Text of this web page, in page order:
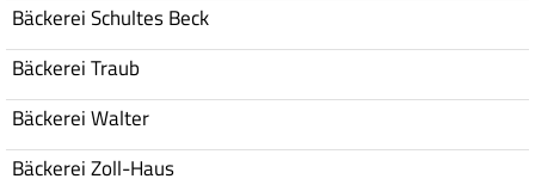
Bäckerei Schultes Beck
Bäckerei Traub
Bäckerei Walter
Bäckerei Zoll-Haus